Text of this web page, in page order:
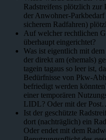
Radstreifens plötzlich zur
der Anwohner-
sicherem Radfahren)
Auf welcher rechtlichen
überhaupt eingerichtet?
Was ist eigentlich mit
der direkt am (ehemals)
tagein tagaus so leer ist,
Bedürfnisse von Pkw-
befriedigt werden
einer temporären
LIDL? Oder mit der
Ist der geschützte
dort (nachträglich) ein
Oder endet mit dem